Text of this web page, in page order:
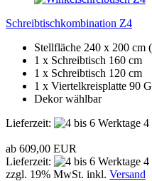
Schreibtischkombination Z4
Stellfläche 240 x 200 cm
1 x Schreibtisch 160 cm
1 x Schreibtisch 120 cm
1 x Viertelkreisplatte 90
Dekor wählbar
Lieferzeit:
4
ab 609,00 EUR
Lieferzeit:
4
zzgl. 19% MwSt. inkl. Versand